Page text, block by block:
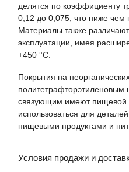
делятся по коэффициенту
0,12 до 0,075, что ниже чем
Материалы также
эксплуатации, имея
+450 °С.
Покрытия на
политетрафторэтиленовым
связующим имеют пищевой
использоваться для
пищевыми продуктами и
Условия продажи и